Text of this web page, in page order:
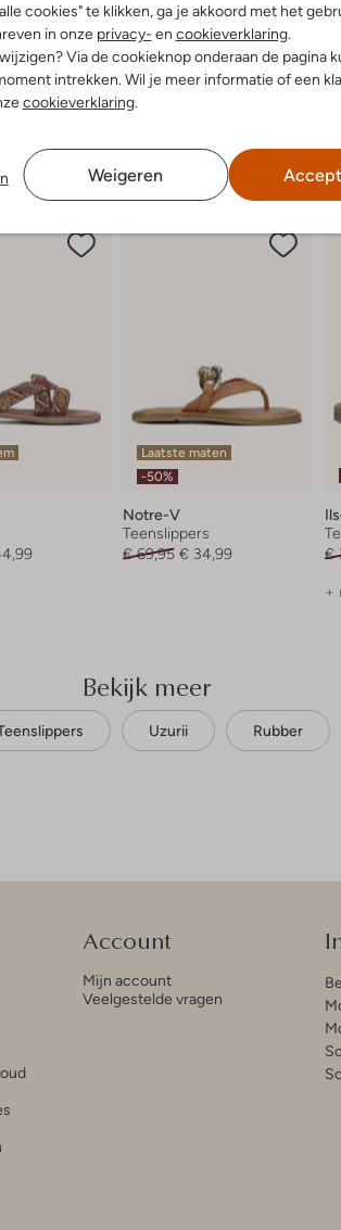
cookies" te klikken, ga je akkoord met het
in onze privacy- en cookieverklaring.
Via de cookieknop onderaan de pagina
intrekken. Wil je meer informatie of een
cookieverklaring.
Weigeren
Laatste maten
-50%
Notre-V
Teenslippers
€ 69,95 € 34,99
€
+
Bekijk meer
Uzurii Rubber
Account
Mijn account
Veelgestelde vragen